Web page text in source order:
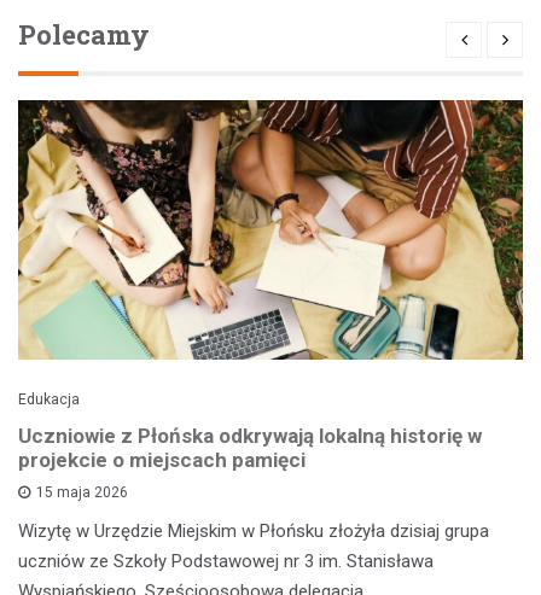
Polecamy
Edukacja
Uczniowie z Płońska odkrywają lokalną historię w
projekcie o miejscach pamięci
15 maja 2026
Wizytę w Urzędzie Miejskim w Płońsku złożyła dzisiaj grupa
uczniów ze Szkoły Podstawowej nr 3 im. Stanisława